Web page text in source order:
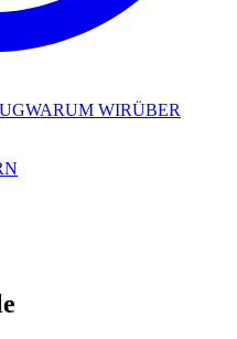
WARUM WIRÜBER